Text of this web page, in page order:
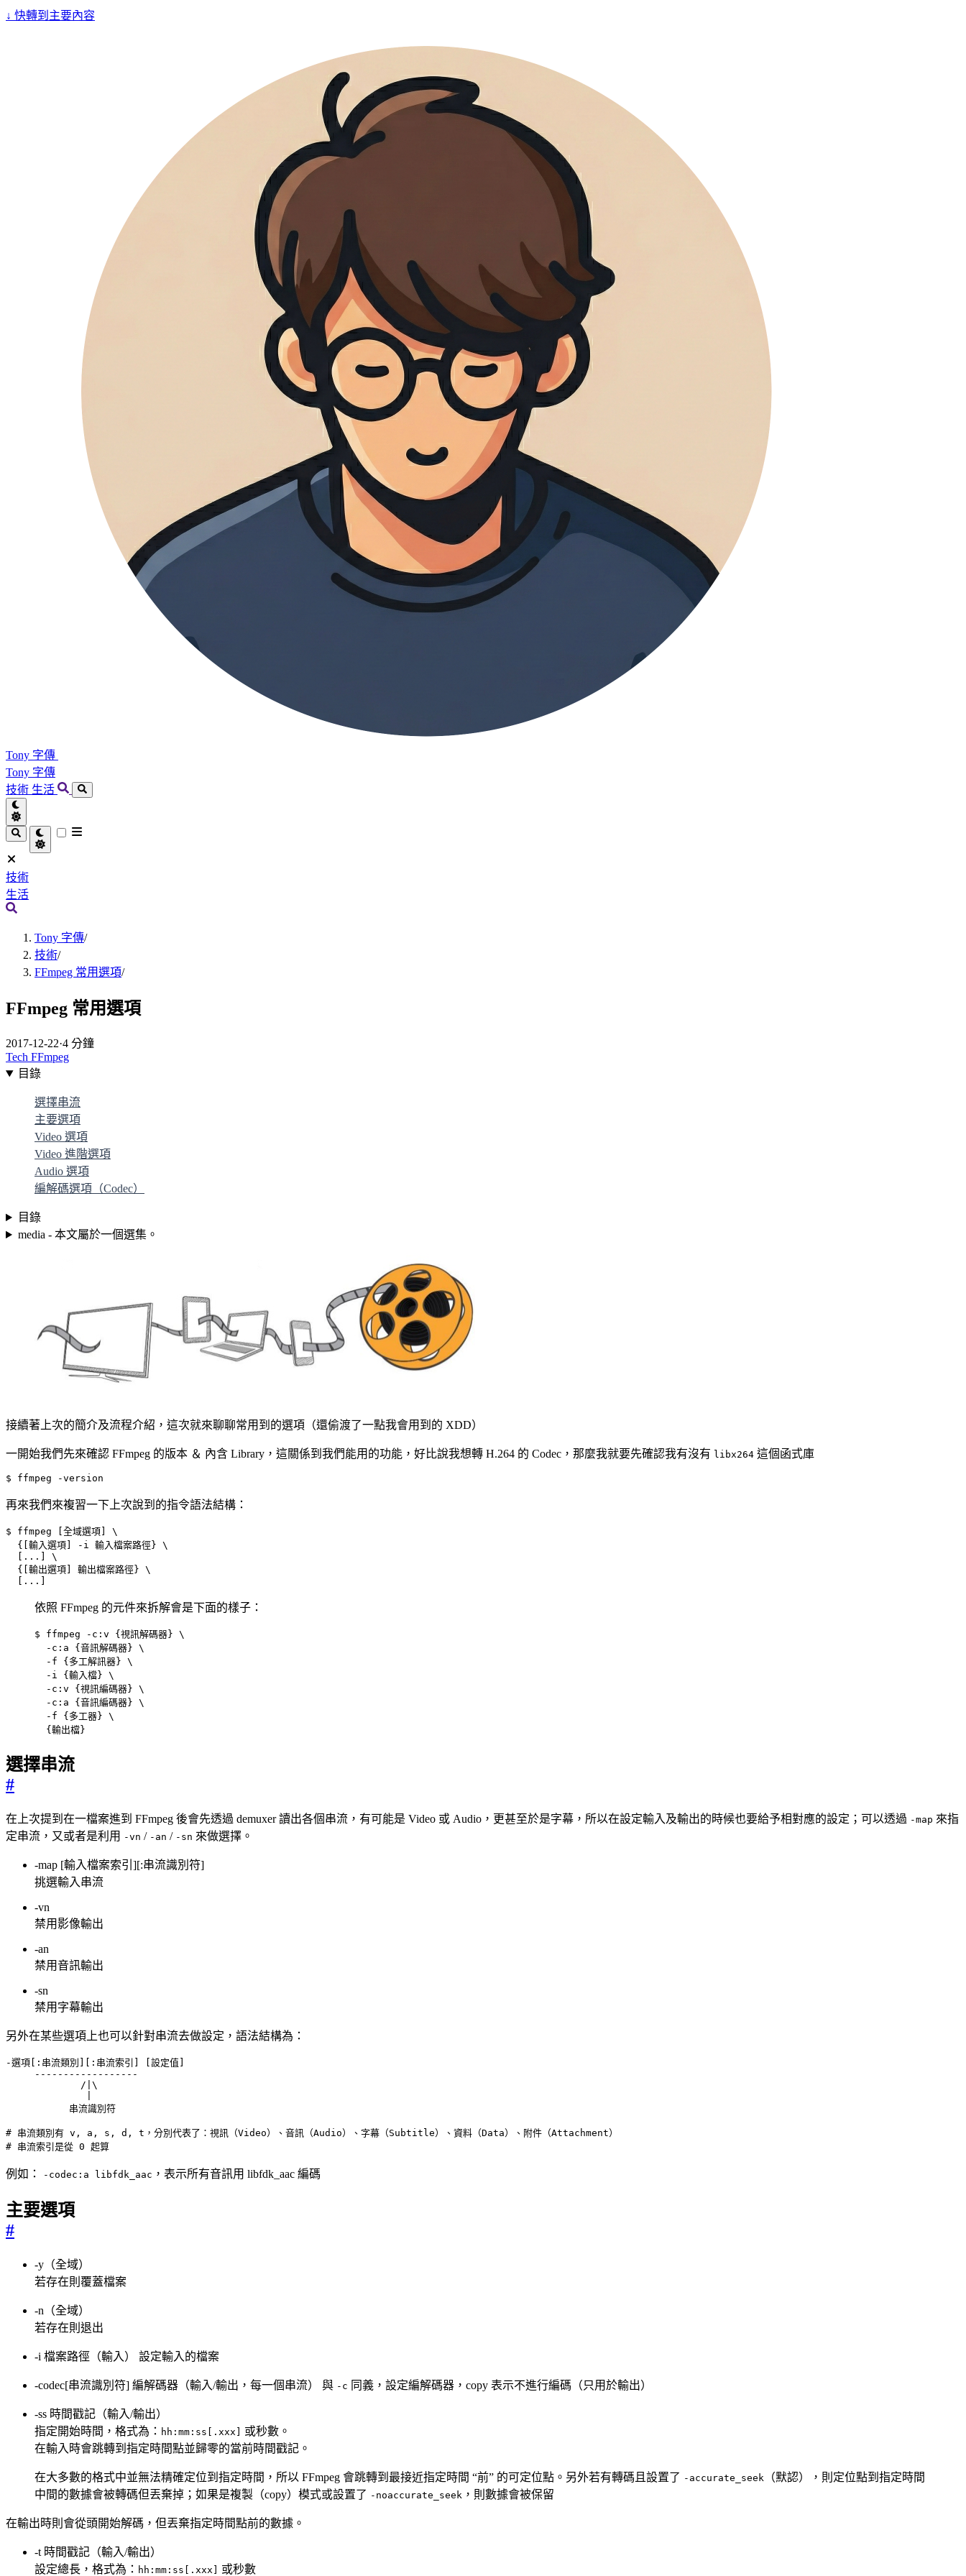
↓ 快轉到主要內容
Tony 字傳
Tony 字傳
技術 生活
技術
生活
Tony 字傳/
技術/
FFmpeg 常用選項/
FFmpeg 常用選項
2017-12-22·4 分鐘
Tech FFmpeg
目錄
選擇串流
主要選項
Video 選項
Video 進階選項
Audio 選項
編解碼選項（Codec）
目錄
media - 本文屬於一個選集。
接續著上次的簡介及流程介紹，這次就來聊聊常用到的選項（還偷渡了一點我會用到的 XDD）
一開始我們先來確認 FFmpeg 的版本 ＆ 內含 Library，這關係到我們能用的功能，好比說我想轉 H.264 的 Codec，那麼我就要先確認我有沒有 libx264 這個函式庫
$ ffmpeg -version
再來我們來複習一下上次說到的指令語法結構：
$ ffmpeg 全域選項
{[ 輸入選項 -i 輸入檔案路徑}
...
{[ 輸出選項 輸出檔案路徑}
...
依照 FFmpeg 的元件來拆解會是下面的樣子：
$ ffmpeg -c:v { 視訊解碼器}
  -c:a
{ 音訊解碼器}
  -f
{ 多工解訊器}
  -i
{ 輸入檔}
  -c:v
{ 視訊編碼器}
  -c:a
{ 音訊編碼器}
  -f
{ 多工器}
{ 輸出檔}
選擇串流
#
在上次提到在一檔案進到 FFmpeg 後會先透過 demuxer 讀出各個串流，有可能是 Video 或 Audio，更甚至於是字幕，所以在設定輸入及輸出的時候也要給予相對應的設定；可以透過 -map 來指
定串流，又或者是利用 -vn / -an / -sn 來做選擇。
-map [輸入檔案索引][:串流識別符]
挑選輸入串流
-vn
禁用影像輸出
-an
禁用音訊輸出
-sn
禁用字幕輸出
另外在某些選項上也可以針對串流去做設定，語法結構為：
# 串流索引是從 0 起算
例如： -codec:a libfdk_aac ，表示所有音訊用 libfdk_aac 編碼
主要選項
#
-y（全域）
若存在則覆蓋檔案
-n（全域）
若存在則退出
-i 檔案路徑（輸入） 設定輸入的檔案
-codec[串流識別符] 編解碼器（輸入/輸出，每一個串流） 與 -c 同義，設定編解碼器，copy 表示不進行編碼（只用於輸出）
-ss 時間戳記（輸入/輸出）
指定開始時間，格式為： hh:mm:ss[.xxx]
或秒數。
在輸入時會跳轉到指定時間點並歸零的當前時間戳記。
在大多數的格式中並無法精確定位到指定時間，所以 FFmpeg 會跳轉到最接近指定時間 “前” 的可定位點。另外若有轉碼且設置了 -accurate_seek
（默認），則定位點到指定時間
中間的數據會被轉碼但丟棄掉；如果是複製（copy）模式或設置了 -noaccurate_seek ，則數據會被保留
在輸出時則會從頭開始解碼，但丟棄指定時間點前的數據。
-t 時間戳記（輸入/輸出）
設定總長，格式為： hh:mm:ss[.xxx] 或秒數